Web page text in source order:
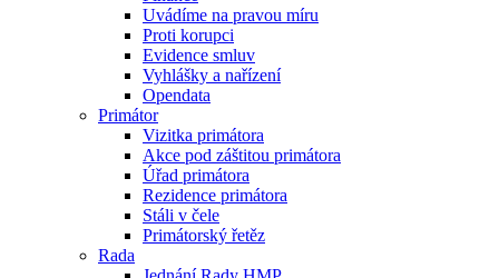
Uvádíme na pravou míru
Proti korupci
Evidence smluv
Vyhlášky a nařízení
Opendata
Primátor
Vizitka primátora
Akce pod záštitou primátora
Úřad primátora
Rezidence primátora
Stáli v čele
Primátorský řetěz
Rada